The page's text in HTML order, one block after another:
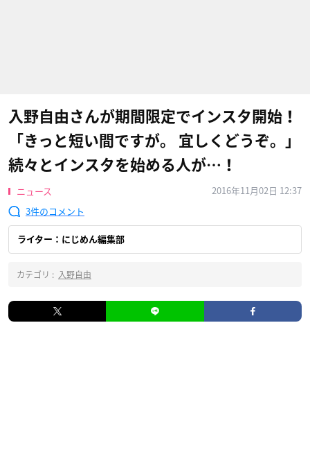
入野自由さんが期間限定でインスタ開始！
「きっと短い間ですが。 宜しくどうぞ。」
続々とインスタを始める人が…！
ニュース
2016年11月02日 12:37
3
ライター：にじめん編集部
カテゴリ : 入野自由